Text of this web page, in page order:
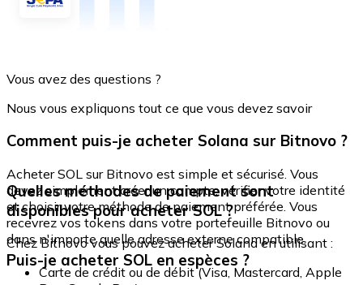
Vous avez des questions ?
Nous vous expliquons tout ce que vous devez savoir
Comment puis-je acheter Solana sur Bitnovo ?
Acheter SOL sur Bitnovo est simple et sécurisé. Vous
devez simplement créer un compte, vérifier votre identité
et choisir votre méthode de paiement préférée. Vous
recevrez vos tokens dans votre portefeuille Bitnovo ou
dans n'importe quelle adresse externe compatible.
Quelles méthodes de paiement sont
disponibles pour acheter SOL ?
Chez Bitnovo vous pouvez acheter Solana en utilisant :
Carte de crédit ou de débit (Visa, Mastercard, Apple
Puis-je acheter SOL en espèces ?